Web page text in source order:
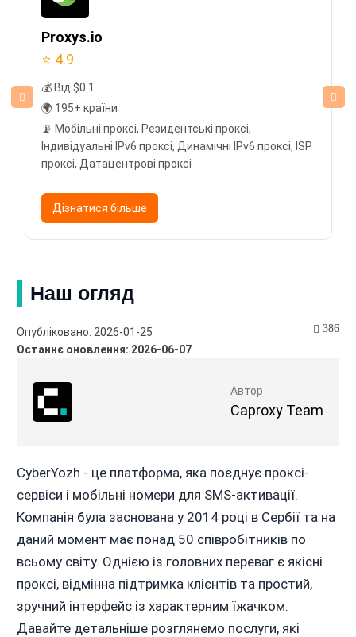
Proxys.io
⭐ 4.9
💰 Від $0.1
🌍 195+ країни
📡 Мобільні проксі, Резидентські проксі,
Індивідуальні IPv6 проксі, Динамічні IPv6 проксі, ISP
проксі, Датацентрові проксі
Дізнатися більше
Наш огляд
Автор
Caproxy Team
Опубліковано: 2026-01-25
Останнє оновлення: 2026-06-07
386
CyberYozh - це платформа, яка поєднує проксі-
сервіси і мобільні номери для SMS-активації.
Компанія була заснована у 2014 році в Сербії та на
даний момент має понад 50 співробітників по
всьому світу. Однією із головних переваг є якісні
проксі, відмінна підтримка клієнтів та простий,
зручний інтерфейс із характерним їжачком.
Давайте детальніше розглянемо послуги, які